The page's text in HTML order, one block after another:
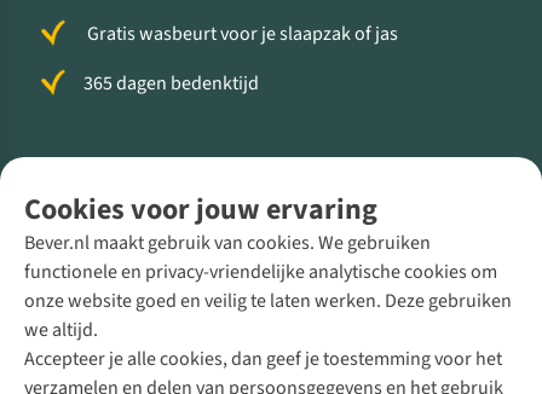
Cookies voor jouw ervaring
Bever.nl maakt gebruik van cookies. We gebruiken
functionele en privacy-vriendelijke analytische cookies om
onze website goed en veilig te laten werken. Deze gebruiken
we altijd.
Accepteer je alle cookies, dan geef je toestemming voor het
verzamelen en delen van persoonsgegevens en het gebruik
Gratis wasbeurt voor je slaapzak of jas
365 dagen bedenktijd
Direct advies van een Buitenexpert
+31 (0)85 888 50 88